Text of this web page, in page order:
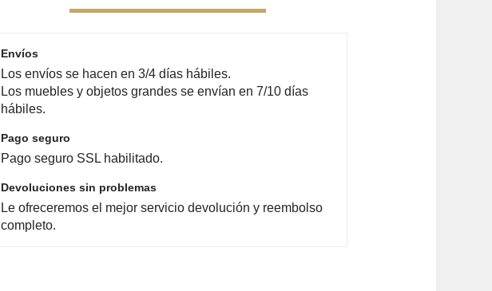
Envíos
Los envíos se hacen en 3/4 días hábiles.
Los muebles y objetos grandes se envían en 7/10 días
hábiles.
Pago seguro
Pago seguro SSL habilitado.
Devoluciones sin problemas
Le ofreceremos el mejor servicio devolución y reembolso
completo.